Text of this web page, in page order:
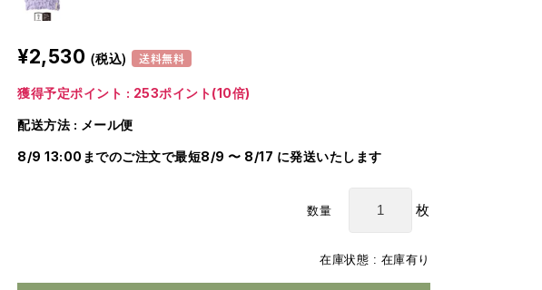
在庫状態 : 在庫有り
¥2,530 (税込) 送料無料
獲得予定ポイント : 253ポイント(10倍)
配送方法 : メール便
8/9 13:00までのご注文で最短8/9 〜 8/17 に発送いたします
数量 枚